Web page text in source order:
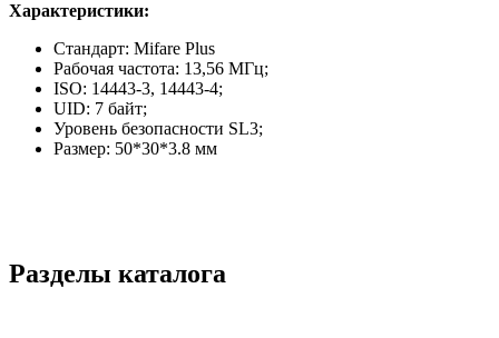
Характеристики:
Стандарт: Mifare Plus
Рабочая частота: 13,56 МГц;
ISO: 14443-3, 14443-4;
UID: 7 байт;
Уровень безопасности SL3;
Размер: 50*30*3.8 мм
Разделы каталога